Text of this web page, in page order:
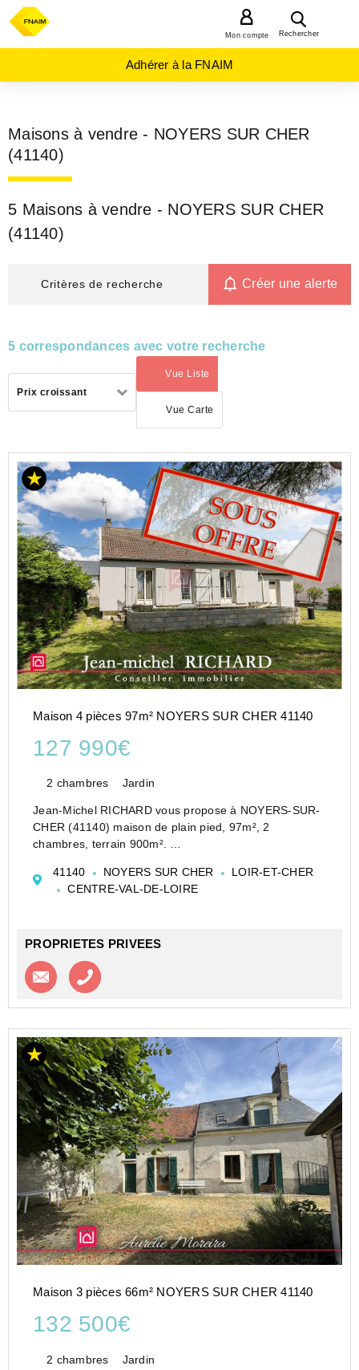
Rechercher
Mon compte
Adhérer à la FNAIM
Maisons à vendre - NOYERS SUR CHER
(41140)
5 Maisons à vendre - NOYERS SUR CHER
(41140)
Critères de recherche Créer une alerte
5 correspondances avec votre recherche
Prix croissant
Vue Liste
(activé)
Vue Carte
ACHAT
MAISON
CENTRE-
VAL-DE-
LOIRE
LOIR-
ET-
CHER
(41)
NOYERS
SUR
CHER
(41140)
Maison 4 pièces 97m² NOYERS SUR CHER 41140
127 990€
2 chambres Jardin
Jean-Michel RICHARD vous propose à NOYERS-SUR-
CHER (41140) maison de plain pied, 97m², 2
chambres, terrain 900m².
*****
Charmant pavillon de plain-pied des années 80,
41140 NOYERS SUR CHER
LOIR-ET-CHER
CENTRE-VAL-DE-LOIRE
PROPRIETES PRIVEES
Contacter l'agence
Maison 3 pièces 66m² NOYERS SUR CHER 41140
132 500€
2 chambres Jardin